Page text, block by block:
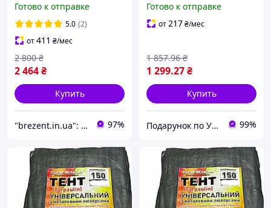
водоотталкивающий
Усиленный тент для
накрытия сена
Готово к отправке
5.0 (2)
от411 ₴/мес
2 464₴
2 800 ₴
Купить
"brezent.in.ua": Интернет-магазин тентов и укрывных материалов для защиты от дождя, снега и солнца 97%
полипропиленовый для
укрытия от дождя и
Готово к отправке
от217₴/мес
1 299.27₴
1 857.96 ₴
Купить
Подарунок по Українськи 99%